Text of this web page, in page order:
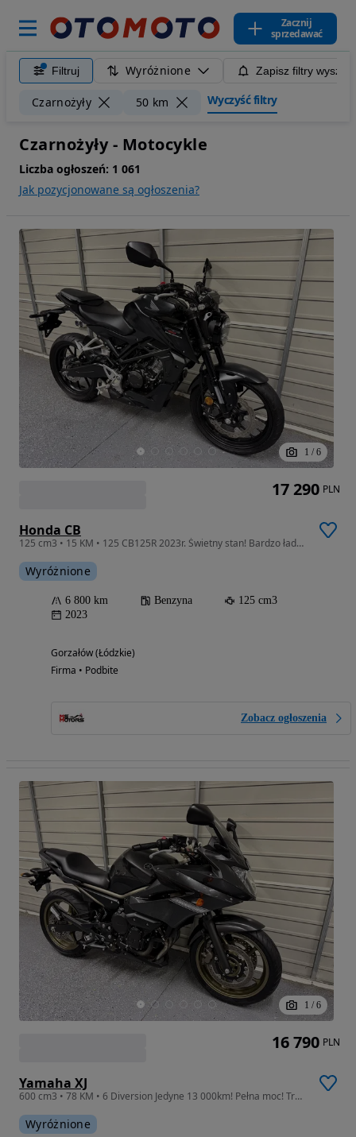
Zacznij
sprzedawać
Filtruj Wyróżnione Zapisz filtry
Czarnożyły 50 km Wyczyść filtry
Czarnożyły - Motocykle
Liczba ogłoszeń: 1 061
Jak pozycjonowane są ogłoszenia?
1 / 6
Honda CB
125 cm3 • 15 KM • 125 CB125R 2023r. Świetny stan! Bardzo ładna! RATY!
Wyróżnione
6 800 km Benzyna
125 cm3
2023
Gorzałów (Łódzkie)
Firma • Podbite
Zobacz ogłoszenia
17 290 PLN
1 / 6
Yamaha XJ
600 cm3 • 78 KM • 6 Diversion Jedyne 13 000km! Pełna moc! Transport! XJ6
Wyróżnione
16 790 PLN